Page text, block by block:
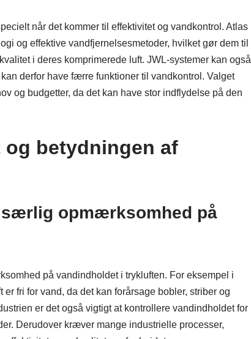
når det kommer til effektivitet og vandkontrol. Atlas
og effektive vandfjernelsesmetoder, hvilket gør dem til
i deres komprimerede luft. JWL-systemer kan også
derfor have færre funktioner til vandkontrol. Valget
og budgetter, da det kan have stor indflydelse på den
betydningen af
opmærksomhed på
på vandindholdet i trykluften. For eksempel i
fri for vand, da det kan forårsage bobler, striber og
er det også vigtigt at kontrollere vandindholdet for
Derudover kræver mange industrielle processer,